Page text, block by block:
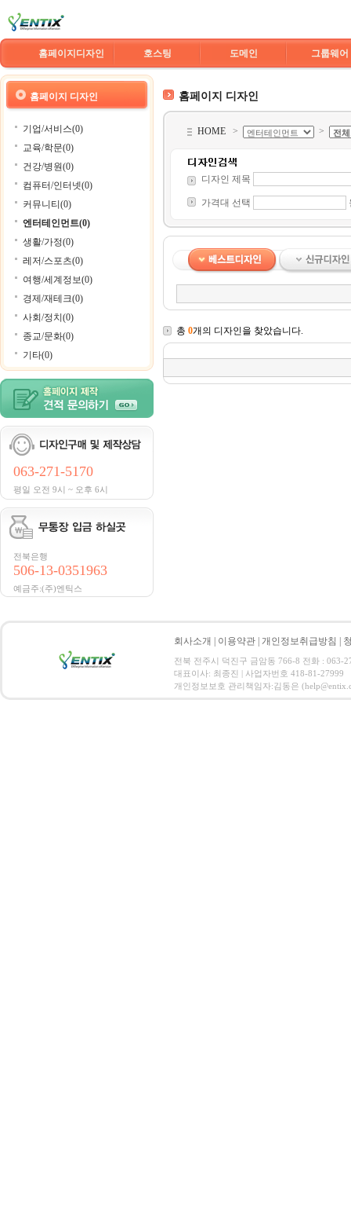
홈페이지디자인 호스팅 도메인 그룹웨어
홈페이지 디자인
기업/서비스(0)
교육/학문(0)
건강/병원(0)
컴퓨터/인터넷(0)
커뮤니티(0)
엔터테인먼트(0)
생활/가정(0)
레저/스포츠(0)
여행/세계정보(0)
경제/재테크(0)
사회/정치(0)
종교/문화(0)
기타(0)
063-271-5170
평일 오전 9시 ~ 오후 6시
전북은행
506-13-0351963
예금주:(주)엔틱스
홈페이지 디자인
HOME > >
디자인 제목
가격대 선택
총 0개의 디자인을 찾았습니다.
회사소개 이용약관 개인정보취급방침
전북 전주시 덕진구 금암동 766-8 전화 : 063-
대표이사: 최종진 | 사업자번호 418-81-27999
개인정보보호 관리책임자:김동은